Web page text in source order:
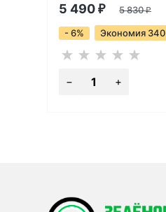
5 490 ₽ 5 830₽
- 6% Экономия 340